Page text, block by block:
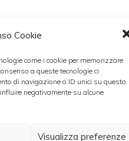
Cookie
come i cookie per memorizzare
a queste tecnologie ci
di navigazione o ID unici su questo
negativamente su alcune
Visualizza preferenze